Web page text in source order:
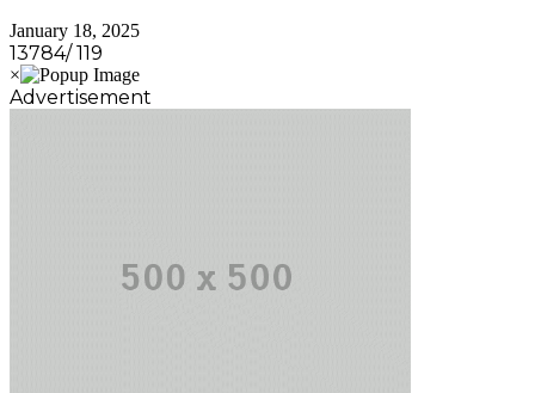
January 18, 2025
13784/ 119
Advertisement